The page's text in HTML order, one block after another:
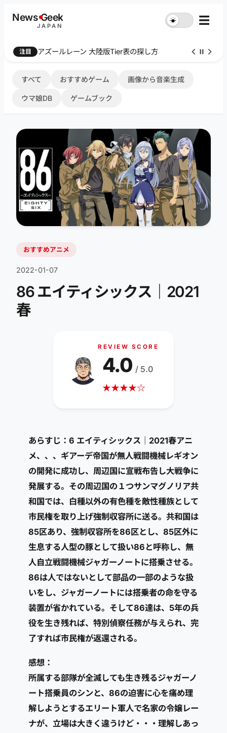
NewsGeek
JAPAN
☀︎ ☰
注目 Farthest Frontier 序盤攻略
すべて おすすめゲーム 画像から音楽生成
ウマ娘DB ゲームブック
おすすめアニメ
2022-01-07
86 エイティシックス｜2021
春
REVIEW SCORE
★★★★☆
4.0 / 5.0
あらすじ：6 エイティシックス｜2021春アニ
メ、、、ギアーデ帝国が無人戦闘機械レギオン
の開発に成功し、周辺国に宣戦布告し大戦争に
発展する。その周辺国の１つサンマグノリア共
和国では、白種以外の有色種を敵性種族として
市民権を取り上げ強制収容所に送る。共和国は
85区あり、強制収容所を86区とし、85区外に
生息する人型の豚として扱い86と呼称し、無
人自立戦闘機械ジャガーノートに搭乗させる。
86は人ではないとして部品の一部のような扱
いをし、ジャガーノートには搭乗者の命を守る
装置が省かれている。そして86達は、5年の兵
役を生き残れば、特別偵察任務が与えられ、完
了すれば市民権が返還される。
感想：
所属する部隊が全滅しても生き残るジャガーノ
ート搭乗員のシンと、86の迫害に心を痛め理
解しようとするエリート軍人で名家の令嬢レー
ナが、立場は大きく違うけど・・・理解しあっ